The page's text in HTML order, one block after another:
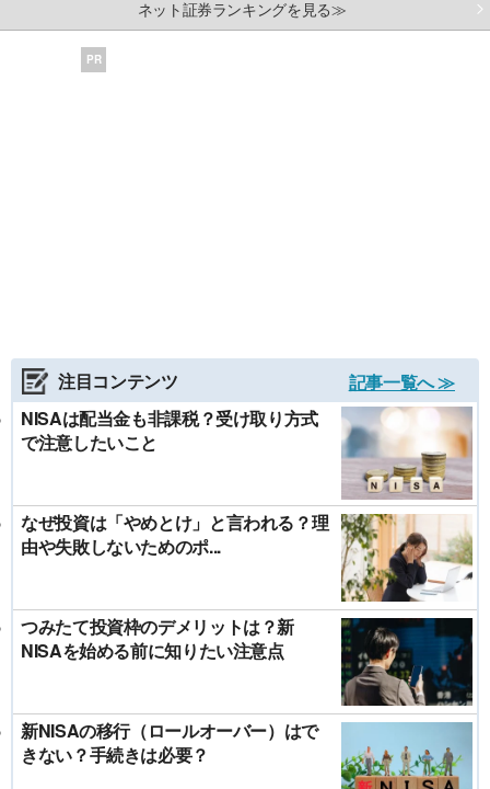
ネット証券ランキングを見る≫
PR
注目コンテンツ
記事一覧へ ≫
NISAは配当金も非課税？受け取り方式
で注意したいこと
なぜ投資は「やめとけ」と言われる？理
由や失敗しないためのポ...
つみたて投資枠のデメリットは？新
NISAを始める前に知りたい注意点
新NISAの移行（ロールオーバー）はで
きない？手続きは必要？